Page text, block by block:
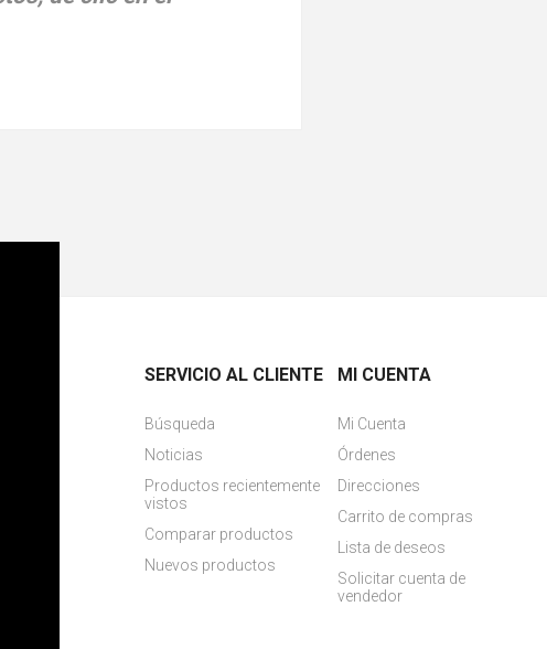
SERVICIO AL CLIENTE
Búsqueda
Noticias
Productos recientemente
vistos
Comparar productos
Nuevos productos
MI CUENTA
Mi Cuenta
Órdenes
Direcciones
Carrito de compras
Lista de deseos
Solicitar cuenta de
vendedor